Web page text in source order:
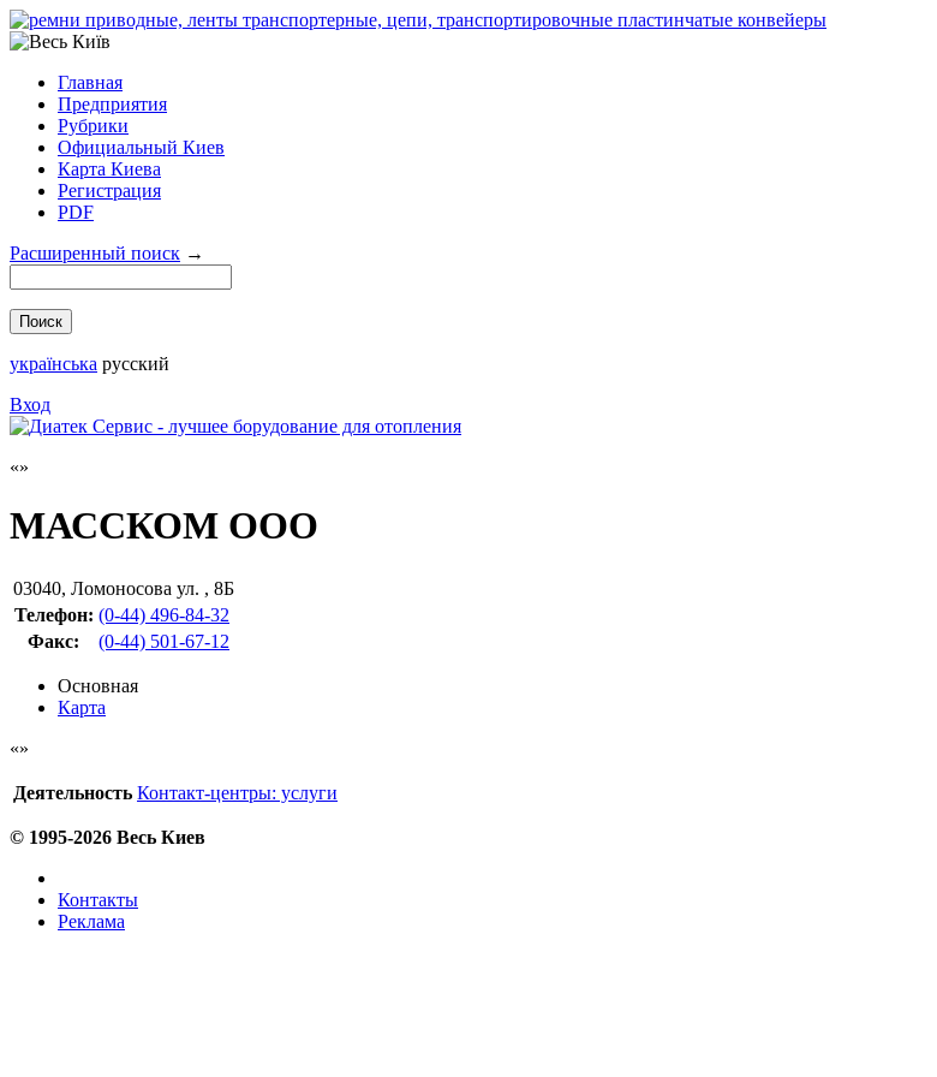
Главная
Предприятия
Рубрики
Официальный Киев
Карта Киева
Регистрация
PDF
Расширенный поиск →
українська русский
Вход
МАССКОМ ООО
03040, Ломоносова ул. , 8Б
Телефон: (0-44) 496-84-32
Факс: (0-44) 501-67-12
Основная
Карта
Деятельность Контакт-центры: услуги
© 1995-2026 Весь Киев
Контакты
Реклама